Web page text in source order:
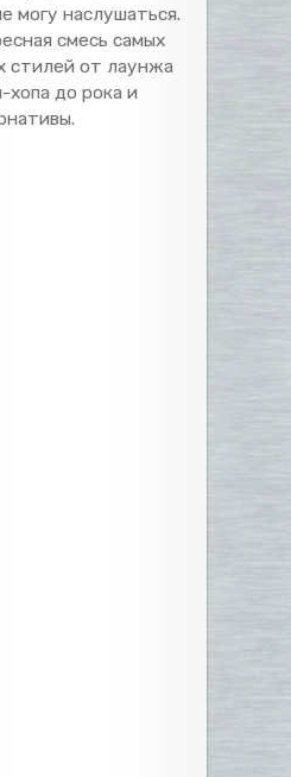
могу наслушаться.
смесь самых
стилей от лаунжа
хопа до рока и